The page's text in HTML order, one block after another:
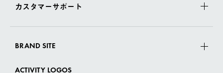
カスタマーサポート
BRAND SITE
ACTIVITY LOGOS